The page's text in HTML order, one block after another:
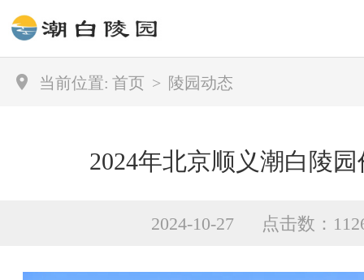
当前位置: 首页 > 陵园动态
2024年北京顺义潮白陵
2024-10-27 点击数：